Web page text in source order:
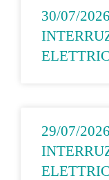
30/07/
29/07/